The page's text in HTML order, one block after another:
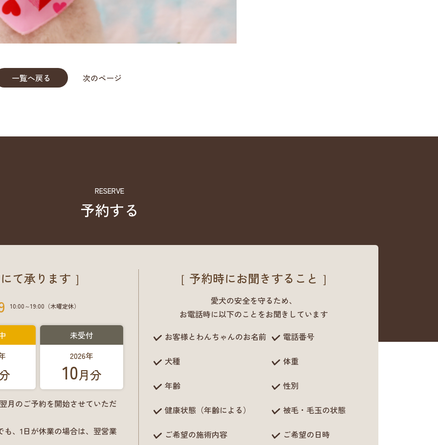
一覧へ戻る 次のページ
RESERVE
予約する
て承ります ］
10:00～19:00（木曜定休）
未受付
2026年
10月分
月のご予約を開始させていただ
、1日が休業の場合は、翌営業
［ 予約時にお聞きすること ］
愛犬の安全を守るため、
お電話時に以下のことをお聞きしています
お客様とわんちゃんのお名前
電話番号
犬種 体重
年齢 性別
健康状態（年齢による） 被毛・毛玉の状態
ご希望の施術内容 ご希望の日時